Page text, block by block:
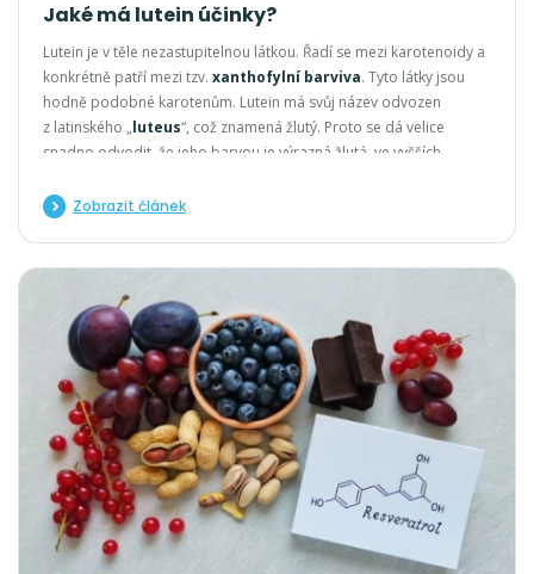
Jaké má lutein účinky?
Lutein je v těle nezastupitelnou látkou. Řadí se mezi karotenoidy a
konkrétně patří mezi tzv. xanthofylní barviva. Tyto látky jsou
hodně podobné karotenům. Lutein má svůj název odvozen
z latinského „luteus“, což znamená žlutý. Proto se dá velice
snadno odvodit, že jeho barvou je výrazná žlutá, ve vyšších
Zobrazit článek